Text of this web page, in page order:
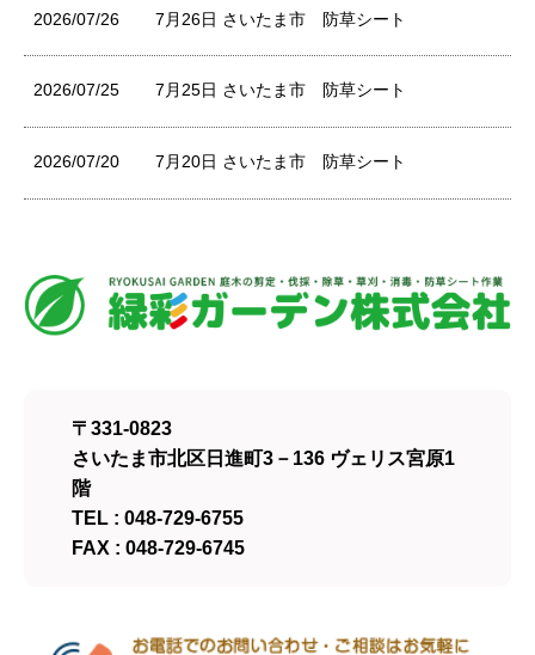
2026/07/26 7月26日 さいたま市 防草シート
2026/07/25 7月25日 さいたま市 防草シート
2026/07/20 7月20日 さいたま市 防草シート
〒331-0823
さいたま市北区日進町3－136 ヴェリス宮原1
階
TEL : 048-729-6755
FAX : 048-729-6745